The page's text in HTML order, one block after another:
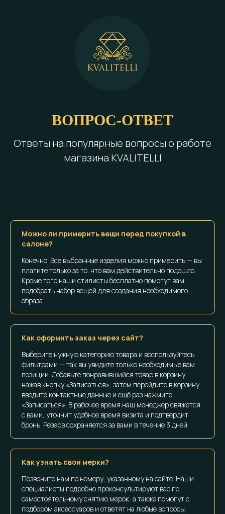
ВОПРОС-ОТВЕТ
Ответы на популярные вопросы о работе
магазина KVALITELLI
Можно ли примерить вещи перед покупкой в
салоне?
Конечно. Все выбранные изделия можно примерить — вы
платите только за то, что вам действительно подошло.
Кроме того наши стилисты бесплатно помогут вам
подобрать набор вещей для создания необходимого
образа.
Как оформить заказ через сайт?
Выберите нужную категорию товара и воспользуйтесь
фильтрами — так вы увидите только необходимые вам
позиции. Добавьте понравившийся товар в корзину,
нажав кнопку «Записаться», затем перейдите в корзину,
введите контактные данные и ещё раз нажмите
«Записаться». В рабочее время наш менеджер свяжется
с вами, уточнит удобное время визита и подтвердит
бронь. Резерв сохраняется за вами в течение 3 дней.
Как узнать свои мерки?
Позвоните нам по номеру, указанному на сайте. Наши
специалисты подробно проконсультируют вас по
самостоятельному снятию мерок, а также помогут с
подбором аксессуаров и ответят на любые вопросы.